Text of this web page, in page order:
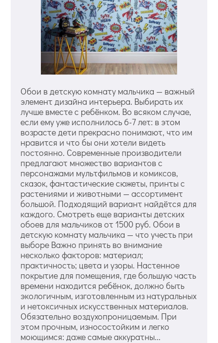
Обои в детскую комнату мальчика — важный
элемент дизайна интерьера. Выбирать их
лучше вместе с ребёнком. Во всяком случае,
если ему уже исполнилось 6-7 лет: в этом
возрасте дети прекрасно понимают, что им
нравится и что бы они хотели видеть
постоянно. Современные производители
предлагают множество вариантов с
персонажами мультфильмов и комиксов,
сказок, фантастические сюжеты, принты с
растениями и животными — ассортимент
большой. Подходящий вариант найдётся для
каждого. Смотреть еще варианты детских
обоев для мальчиков от 1500 руб. Обои в
детскую комнату мальчика — что учесть при
выборе Важно принять во внимание
несколько факторов: материал;
практичность; цвета и узоры. Настенное
покрытие для помещения, где большую часть
времени находится ребёнок, должно быть
экологичным, изготовленным из натуральных
и нетоксичных искусственных материалов.
Обязательно воздухопроницаемым. При
этом прочным, износостойким и легко
моющимся: даже самые аккуратны...